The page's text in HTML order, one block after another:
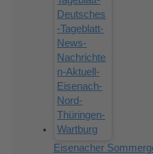
Eisenacher